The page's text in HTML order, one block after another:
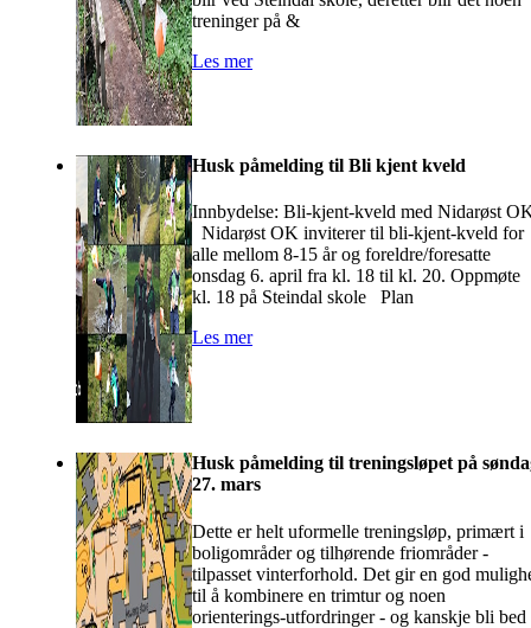
treninger på &
Les mer
Husk påmelding til Bli kjent kveld
Innbydelse: Bli-kjent-kveld med Nidarøst
Nidarøst OK inviterer til bli-kjent-kveld for
alle mellom 8-15 år og foreldre/foresatte
onsdag 6. april fra kl. 18 til kl. 20. Oppmøte
kl. 18 på Steindal skole Plan
Les mer
Husk påmelding til treningsløpet på
27. mars
Dette er helt uformelle treningsløp, primært i
boligområder og tilhørende friområder -
tilpasset vinterforhold. Det gir en god
til å kombinere en trimtur og noen
orienterings-utfordringer - og kanskje bli bed